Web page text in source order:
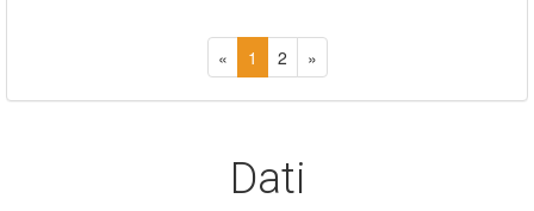
« 1 2 »
Dati